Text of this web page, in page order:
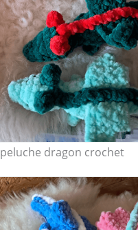
peluche dragon crochet